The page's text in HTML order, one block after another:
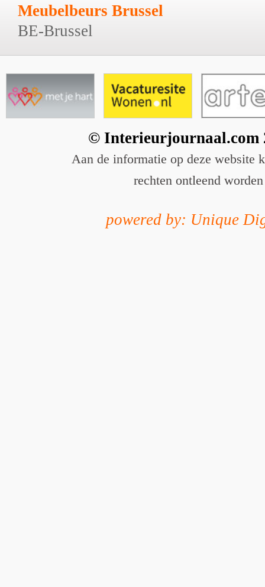
Meubelbeurs Brussel
BE-Brussel
© Interieurjournaal.com
Aan de informatie op deze website
rechten ontleend worden
powered by: Unique